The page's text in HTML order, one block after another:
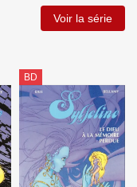
Voir la série
BD